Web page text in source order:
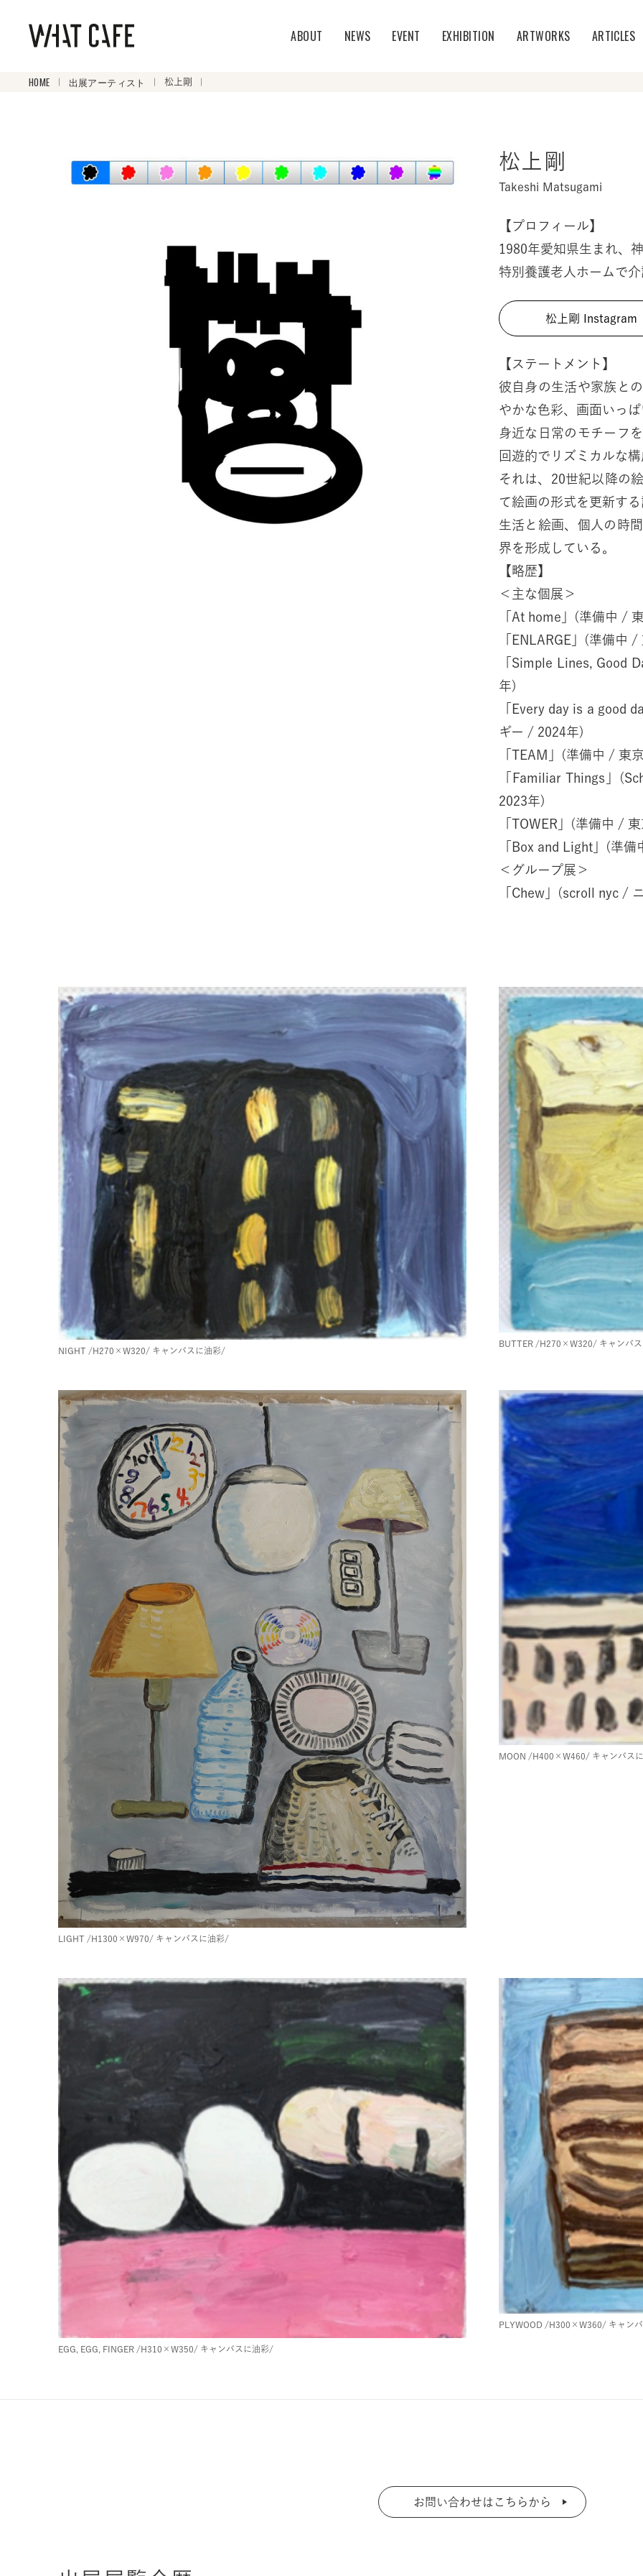
ABOUT NEWS EVENT EXHIBITION ARTWORKS ARTICLES
HOME 出展アーティスト 松上剛
松上剛
Takeshi Matsugami
【プロフィール】
1980年愛知県生まれ、
特別養護老人ホームで
松上剛 Instagram
【ステートメント】
彼自身の生活や家族と
やかな色彩、画面いっ
身近な日常のモチーフ
回遊的でリズミカルな
それは、20世紀以降の
て絵画の形式を更新す
生活と絵画、個人の時
界を形成している。
【略歴】
＜主な個展＞
「At home」(準備中 /
「ENLARGE」(準備中
「Simple Lines, Good
年)
「Every day is a good
ギー / 2024年)
「TEAM」(準備中 / 東
「Familiar Things」
2023年)
「TOWER」(準備中 /
「Box and Light」(準
＜グループ展＞
「Chew」(scroll nyc /
NIGHT /H270×W320/ キャンバスに油彩/
BUTTER /H270×W320/ キャンバ
LIGHT /H1300×W970/ キャンバスに油彩/
MOON /H400×W460/ キャンバス
EGG, EGG, FINGER /H310×W350/ キャンバスに油彩/
PLYWOOD /H300×W360/ キャン
お問い合わせはこちらから